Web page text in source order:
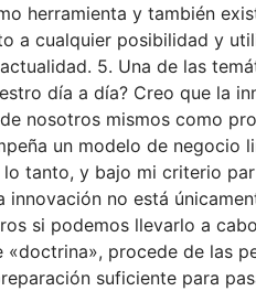
herramienta y también
a cualquier posibilidad y
5. Una de las
día a día? Creo que la
nosotros mismos como
un modelo de negocio
tanto, y bajo mi criterio
no está
si podemos llevarlo a
procede de las
suficiente para